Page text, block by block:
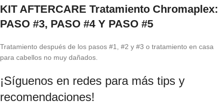
KIT AFTERCARE Tratamiento Chromaplex:
PASO #3, PASO #4 Y PASO #5
Tratamiento después de los pasos #1, #2 y #3 o tratamiento en casa
para cabellos no muy dañados.
¡Síguenos en redes para más tips y
recomendaciones!